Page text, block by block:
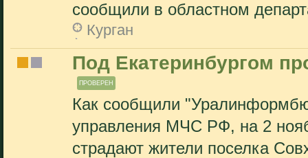
сообщили в областном
Курган
Под Екатеринбургом
ПРОВЕРЕН
Как сообщили
управления МЧС РФ, на 2
страдают жители поселка